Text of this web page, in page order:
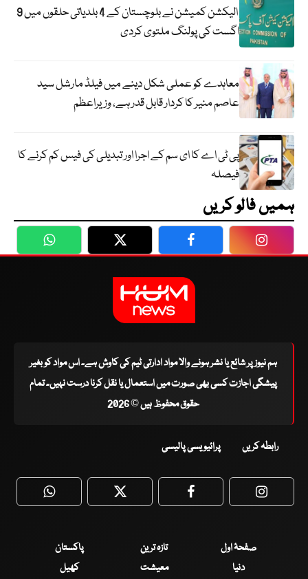
الیکشن کمیشن نے بلوچستان کے 4 بلدیاتی حلقوں میں 9
اگست کی پولنگ ملتوی کردی
معاہدے کو عملی شکل دینے میں فیلڈ مارشل سید
عاصم منیر کا کردار قابل قدر ہے، وزیراعظم
پی ٹی اے کا ای سم کے اجرا اور تبدیلی کی فیس کم کرنے کا
فیصلہ
ہمیں فالو کریں
WhatsApp Twitter Facebook
ہم نیوز پر شائع یا نشر ہونے والا مواد ادارتی ٹیم کی کاوش ہے۔ اس مواد کو بغیر
پیشگی اجازت کسی بھی صورت میں استعمال یا نقل کرنا درست نہیں۔ تمام
حقوق محفوظ ہیں © 2026
رابطہ کریں پرائیویسی پالیسی
WhatsApp Twitter Facebook
صفحۂ اول تازہ ترین
پاکستان
دنیا
معیشت کھیل